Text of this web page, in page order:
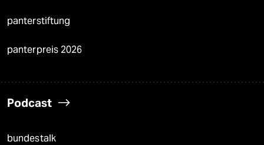
panterstiftung
panterpreis 2026
Podcast
bundestalk